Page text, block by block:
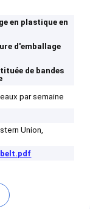
en plastique en
d'emballage
de bandes
par semaine
Union,